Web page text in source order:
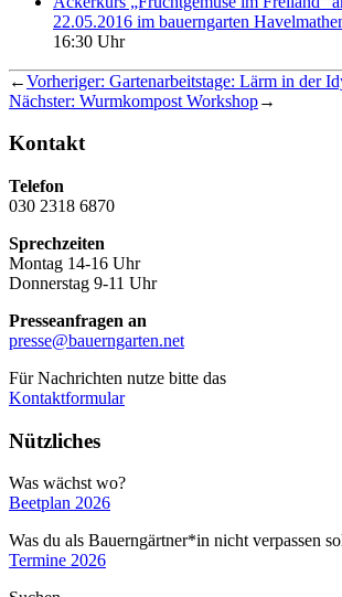
22.05.2016 im bauerngarten
16:30 Uhr
←Vorheriger: Gartenarbeitstage: Lärm in der
Nächster: Wurmkompost Workshop→
Kontakt
Telefon
030 2318 6870
Sprechzeiten
Montag 14-16 Uhr
Donnerstag 9-11 Uhr
Presseanfragen an
presse@bauerngarten.net
Für Nachrichten nutze bitte das
Kontaktformular
Nützliches
Was wächst wo?
Beetplan 2026
Was du als Bauerngärtner*in nicht verpassen
Termine 2026